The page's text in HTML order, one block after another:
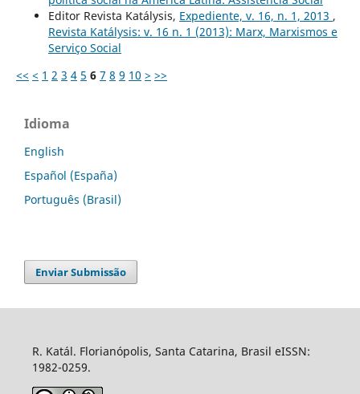
Editor Revista Katálysis, Expediente, v. 16, n. 1, 2013 ,
Revista Katálysis: v. 16 n. 1 (2013): Marx, Marxismos e
Serviço Social
<< < 1 2 3 4 5 6 7 8 9 10 > >>
Idioma
English
Español (España)
Português (Brasil)
Enviar Submissão
R. Katál. Florianópolis, Santa Catarina, Brasil eISSN:
1982-0259.